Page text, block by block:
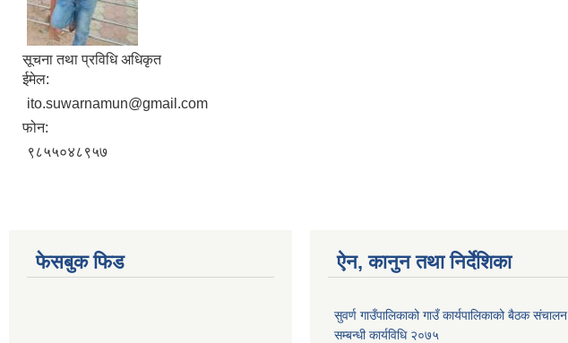
सूचना तथा प्रविधि अधिकृत
ईमेल:
ito.suwarnamun@gmail.com
फोन:
९८५५०४८९५७
फेसबुक फिड ऐन, कानुन तथा निर्देशिका
सुवर्ण गाउँपालिकाको गाउँ कार्यपालिकाको बैठक संचालन
सम्बन्धी कार्यविधि २०७५